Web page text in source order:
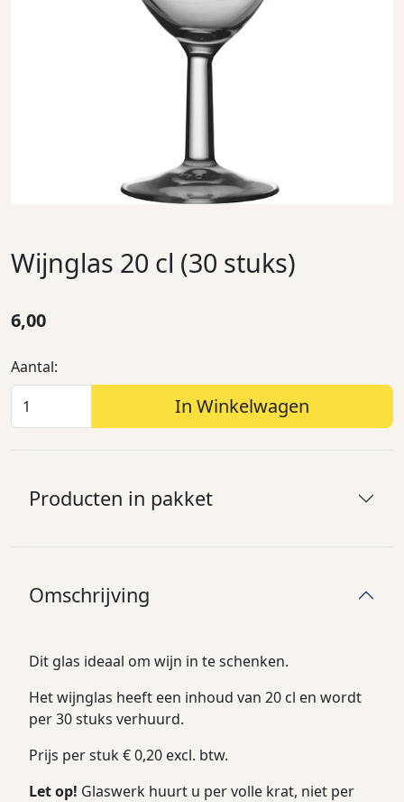
Wijnglas 20 cl (30 stuks)
6,00
Aantal:
In Winkelwagen
Producten in pakket
Omschrijving
Dit glas ideaal om wijn in te schenken.
Het wijnglas heeft een inhoud van 20 cl en wordt
per 30 stuks verhuurd.
Prijs per stuk € 0,20 excl. btw.
Let op! Glaswerk huurt u per volle krat, niet per